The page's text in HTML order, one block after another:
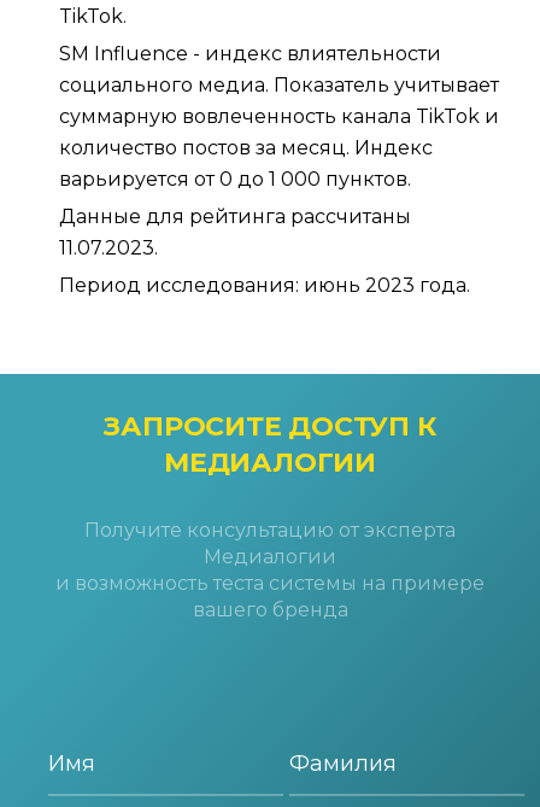
TikTok.
SM Influence - индекс влиятельности
социального медиа. Показатель учитывает
суммарную вовлеченность канала TikTok и
количество постов за месяц. Индекс
варьируется от 0 до 1 000 пунктов.
Данные для рейтинга рассчитаны
11.07.2023.
Период исследования: июнь 2023 года.
ЗАПРОСИТЕ ДОСТУП К
МЕДИАЛОГИИ
Получите консультацию от эксперта
Медиалогии
и возможность теста системы на примере
вашего бренда